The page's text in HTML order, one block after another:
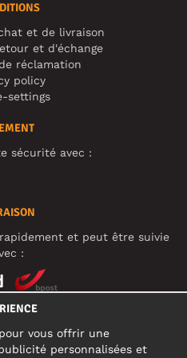
et de livraison
et d'échange
réclamation
policy
settings
sécurité avec :
et peut être suivie
:
vous offrir une
personnalisées et